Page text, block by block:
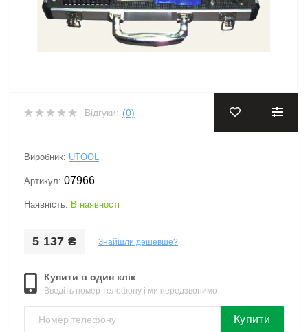
Відгуки: (0)
Виробник: UTOOL
Артикул: 07966
Наявність: В наявності
5 137 ₴ Знайшли дешевше?
Купити в один клік
Введіть номер телефону і ми передзвонимо
Купити